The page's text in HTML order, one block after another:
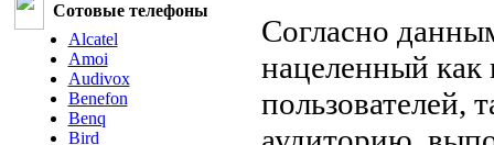
Сотовые телефоны
Alcatel
Amoi
Audivox
Benefon
Benq
Bird
Согласно
нацеленный как
пользователей,